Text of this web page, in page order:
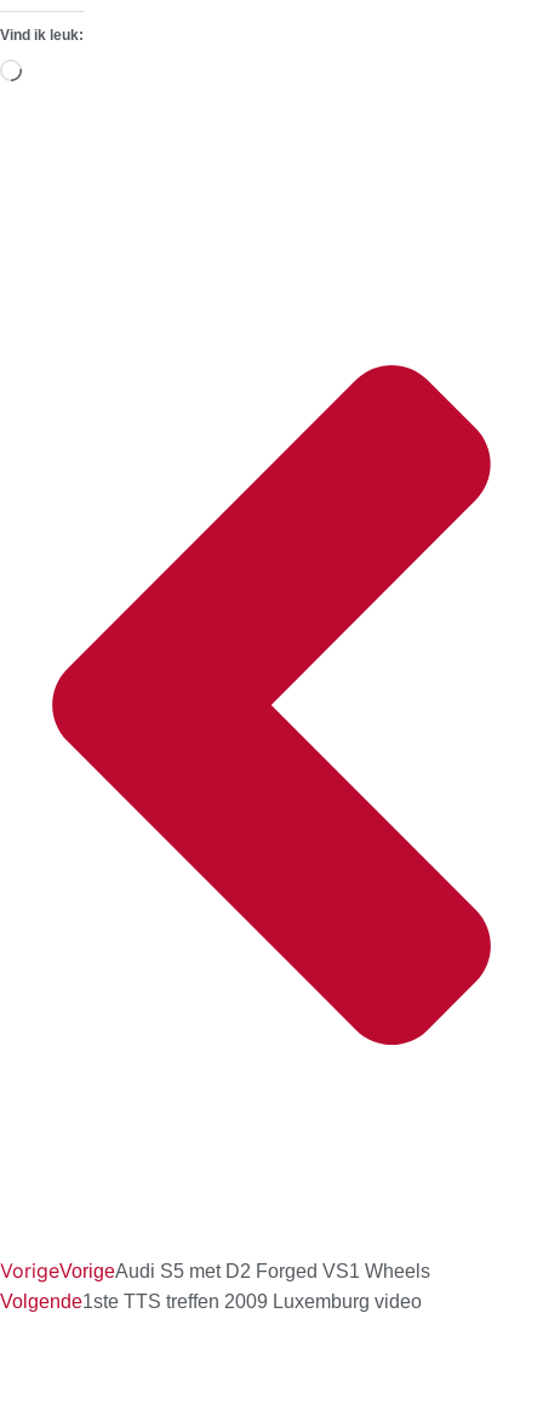
Vind ik leuk:
Aan
VorigeVorigeAudi S5 met D2 Forged VS1 Wheels
Volgende1ste TTS treffen 2009 Luxemburg video